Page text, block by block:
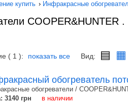
купить › Инфракрасные
COOPER&HUNTER
( 1 ): показать все Вид: ▤ ▦
обогреватель
обогреватели /
3140 грн
в наличии